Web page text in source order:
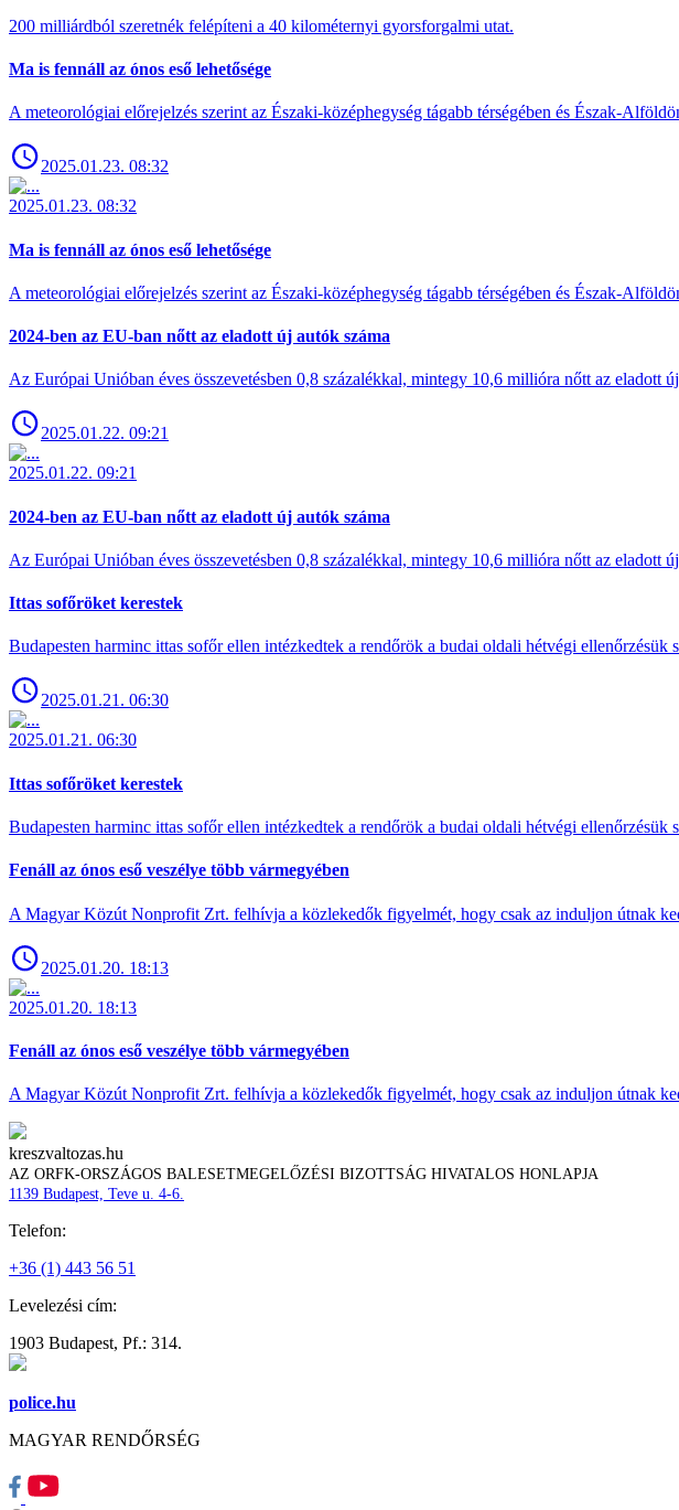
200 milliárdból szeretnék felépíteni a 40 kilométernyi gyorsforgalmi utat.
Ma is fennáll az ónos eső lehetősége
A meteorológiai előrejelzés szerint az Északi-középhegység tágabb térségében és Észak-
2025.01.23. 08:32
2025.01.23. 08:32
Ma is fennáll az ónos eső lehetősége
A meteorológiai előrejelzés szerint az Északi-középhegység tágabb térségében és Észak-
2024-ben az EU-ban nőtt az eladott új autók száma
Az Európai Unióban éves összevetésben 0,8 százalékkal, mintegy 10,6 millióra nőtt az eladott
2025.01.22. 09:21
2025.01.22. 09:21
2024-ben az EU-ban nőtt az eladott új autók száma
Az Európai Unióban éves összevetésben 0,8 százalékkal, mintegy 10,6 millióra nőtt az eladott
Ittas sofőröket kerestek
Budapesten harminc ittas sofőr ellen intézkedtek a rendőrök a budai oldali hétvégi ellenőrzésük
2025.01.21. 06:30
2025.01.21. 06:30
Ittas sofőröket kerestek
Budapesten harminc ittas sofőr ellen intézkedtek a rendőrök a budai oldali hétvégi ellenőrzésük
Fenáll az ónos eső veszélye több vármegyében
A Magyar Közút Nonprofit Zrt. felhívja a közlekedők figyelmét, hogy csak az induljon útnak
2025.01.20. 18:13
2025.01.20. 18:13
Fenáll az ónos eső veszélye több vármegyében
A Magyar Közút Nonprofit Zrt. felhívja a közlekedők figyelmét, hogy csak az induljon útnak
kreszvaltozas.hu
AZ ORFK-ORSZÁGOS BALESETMEGELŐZÉSI BIZOTTSÁG HIVATALOS HONLAPJA
1139 Budapest, Teve u. 4-6.
Telefon:
+36 (1) 443 56 51
Levelezési cím:
1903 Budapest, Pf.: 314.
police.hu
MAGYAR RENDŐRSÉG